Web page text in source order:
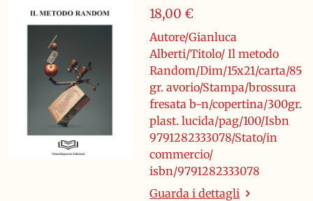
18,00 €
Autore/Gianluca
Alberti/Titolo/ Il metodo
Random/Dim/15x21/carta/85
gr. avorio/Stampa/brossura
fresata b-n/copertina/300gr.
plast. lucida/pag/100/Isbn
9791282333078/Stato/in
commercio/
isbn/9791282333078
Guarda i dettagli